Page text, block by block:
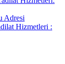
Adresi
Hizmetleri :